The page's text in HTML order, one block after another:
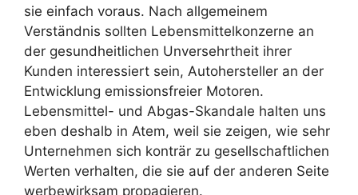
sie einfach voraus. Nach allgemeinem
Verständnis sollten Lebensmittelkonzerne an
der gesundheitlichen Unversehrtheit ihrer
Kunden interessiert sein, Autohersteller an der
Entwicklung emissionsfreier Motoren.
Lebensmittel- und Abgas-Skandale halten uns
eben deshalb in Atem, weil sie zeigen, wie sehr
Unternehmen sich konträr zu gesellschaftlichen
Werten verhalten, die sie auf der anderen Seite
werbewirksam propagieren.